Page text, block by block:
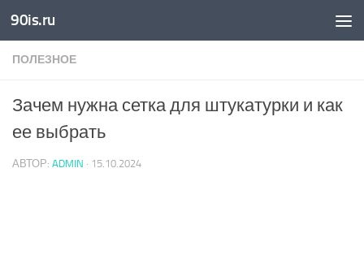
Skip to content
90is.ru
ПОЛЕЗНОЕ
Зачем нужна сетка для штукатурки и как
ее выбрать
АВТОР: ADMIN · 15.10.2024